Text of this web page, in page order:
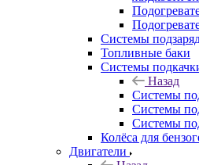
Системы
Топливные баки
Системы
Назад
Системы
Системы
Системы
Колёса для
Двигатели